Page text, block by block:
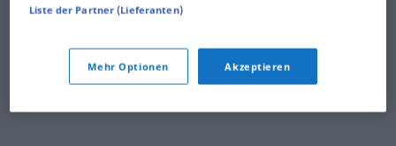
Liste der Partner (Lieferanten)
Mehr Optionen Akzeptieren